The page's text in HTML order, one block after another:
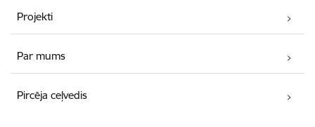
Projekti
Par mums
Pircēja ceļvedis